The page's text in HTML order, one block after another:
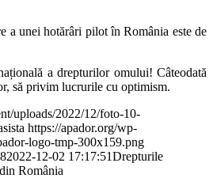
a unei hotărâri pilot în România este de
a drepturilor omului! Câteodată
să privim lucrurile cu optimism.
uploads/2022/12/foto-10-
https://apador.org/wp-
logo-tmp-300x159.png
2022-12-02 17:17:51Drepturile
România